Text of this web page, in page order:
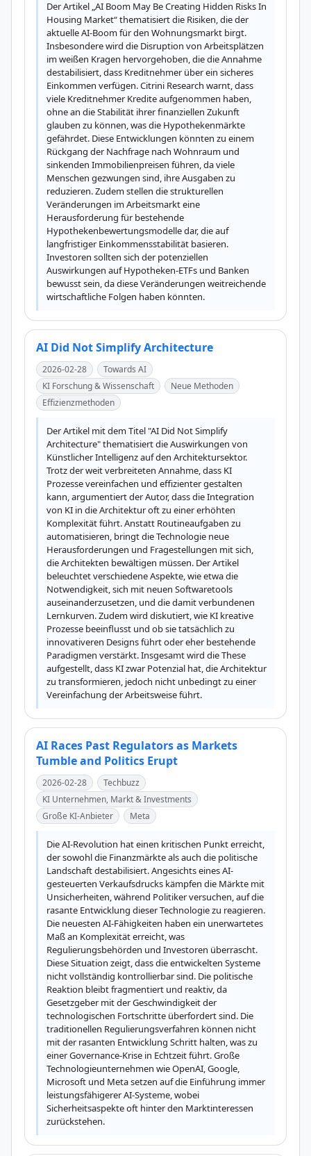
Der Artikel „AI Boom May Be Creating Hidden Risks In
Housing Market“ thematisiert die Risiken, die der
aktuelle AI-Boom für den Wohnungsmarkt birgt.
Insbesondere wird die Disruption von Arbeitsplätzen
im weißen Kragen hervorgehoben, die die Annahme
destabilisiert, dass Kreditnehmer über ein sicheres
Einkommen verfügen. Citrini Research warnt, dass
viele Kreditnehmer Kredite aufgenommen haben,
ohne an die Stabilität ihrer finanziellen Zukunft
glauben zu können, was die Hypothekenmärkte
gefährdet. Diese Entwicklungen könnten zu einem
Rückgang der Nachfrage nach Wohnraum und
sinkenden Immobilienpreisen führen, da viele
Menschen gezwungen sind, ihre Ausgaben zu
reduzieren. Zudem stellen die strukturellen
Veränderungen im Arbeitsmarkt eine
Herausforderung für bestehende
Hypothekenbewertungsmodelle dar, die auf
langfristiger Einkommensstabilität basieren.
Investoren sollten sich der potenziellen
Auswirkungen auf Hypotheken-ETFs und Banken
bewusst sein, da diese Veränderungen weitreichende
wirtschaftliche Folgen haben könnten.
AI Did Not Simplify Architecture
2026-02-28
Towards AI
KI Forschung & Wissenschaft
Neue Methoden
Effizienzmethoden
Der Artikel mit dem Titel "AI Did Not Simplify
Architecture" thematisiert die Auswirkungen von
Künstlicher Intelligenz auf den Architektursektor.
Trotz der weit verbreiteten Annahme, dass KI
Prozesse vereinfachen und effizienter gestalten
kann, argumentiert der Autor, dass die Integration
von KI in die Architektur oft zu einer erhöhten
Komplexität führt. Anstatt Routineaufgaben zu
automatisieren, bringt die Technologie neue
Herausforderungen und Fragestellungen mit sich,
die Architekten bewältigen müssen. Der Artikel
beleuchtet verschiedene Aspekte, wie etwa die
Notwendigkeit, sich mit neuen Softwaretools
auseinanderzusetzen, und die damit verbundenen
Lernkurven. Zudem wird diskutiert, wie KI kreative
Prozesse beeinflusst und ob sie tatsächlich zu
innovativeren Designs führt oder eher bestehende
Paradigmen verstärkt. Insgesamt wird die These
aufgestellt, dass KI zwar Potenzial hat, die Architektur
zu transformieren, jedoch nicht unbedingt zu einer
Vereinfachung der Arbeitsweise führt.
AI Races Past Regulators as Markets
Tumble and Politics Erupt
2026-02-28
Techbuzz
KI Unternehmen, Markt & Investments
Große KI-Anbieter
Meta
Die AI-Revolution hat einen kritischen Punkt erreicht,
der sowohl die Finanzmärkte als auch die politische
Landschaft destabilisiert. Angesichts eines AI-
gesteuerten Verkaufsdrucks kämpfen die Märkte mit
Unsicherheiten, während Politiker versuchen, auf die
rasante Entwicklung dieser Technologie zu reagieren.
Die neuesten AI-Fähigkeiten haben ein unerwartetes
Maß an Komplexität erreicht, was
Regulierungsbehörden und Investoren überrascht.
Diese Situation zeigt, dass die entwickelten Systeme
nicht vollständig kontrollierbar sind. Die politische
Reaktion bleibt fragmentiert und reaktiv, da
Gesetzgeber mit der Geschwindigkeit der
technologischen Fortschritte überfordert sind. Die
traditionellen Regulierungsverfahren können nicht
mit der rasanten Entwicklung Schritt halten, was zu
einer Governance-Krise in Echtzeit führt. Große
Technologieunternehmen wie OpenAI, Google,
Microsoft und Meta setzen auf die Einführung immer
leistungsfähigerer AI-Systeme, wobei
Sicherheitsaspekte oft hinter den Marktinteressen
zurückstehen.